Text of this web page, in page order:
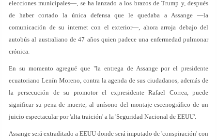
elecciones municipales—, se ha lanzado a los brazos de Trump y, después
de haber cortado la única defensa que le quedaba a Assange —la
comunicación de su internet con el exterior—, ahora arroja debajo del
autobús al australiano de 47 años quien padece una enfermedad pulmonar
crónica.
En su momento agregué que "la entrega de Assange por el presidente
ecuatoriano Lenín Moreno, contra la agenda de sus ciudadanos, además de
la persecución de su promotor el expresidente Rafael Correa, puede
significar su pena de muerte, al unísono del montaje escenográfico de un
juicio espectacular por 'alta traición' a la 'Seguridad Nacional de EEUU'.
Assange será extraditado a EEUU donde será imputado de 'conspiración' con